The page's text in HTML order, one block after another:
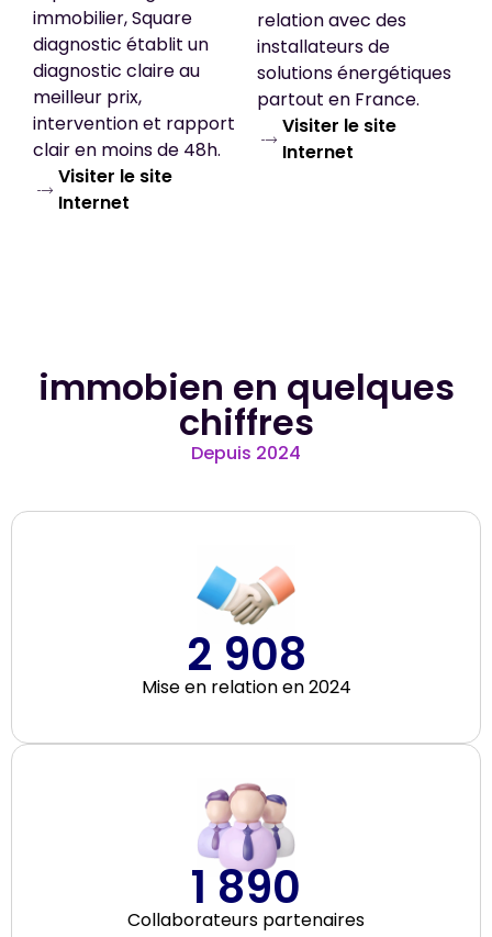
immobilier, Square
diagnostic établit un
diagnostic claire au
meilleur prix,
intervention et rapport
clair en moins de 48h.
Visiter le site
Internet
relation avec des
installateurs de
solutions énergétiques
partout en France.
Visiter le site
Internet
immobien en quelques
chiffres
Depuis 2024
Mise en relation en 2024
2 908
Collaborateurs partenaires
1 890